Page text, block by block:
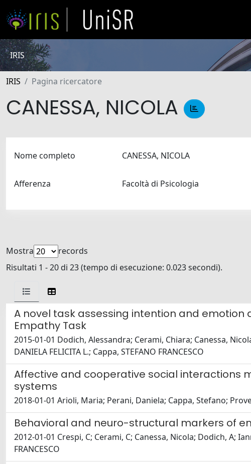
IRIS
IRIS Pagina ricercatore
CANESSA, NICOLA
Nome completo CANESSA, NICOLA
Afferenza Facoltà di Psicologia
Mostra
records
Risultati 1 - 20 di 23 (tempo di esecuzione: 0.023 secondi).
A novel task assessing intention and
Empathy Task
2015-01-01 Dodich, Alessandra; Cerami, Chiara; Canessa,
DANIELA FELICITA L.; Cappa, STEFANO FRANCESCO
Affective and cooperative social interactions
systems
2018-01-01 Arioli, Maria; Perani, Daniela; Cappa, Stefano;
Behavioral and neuro-structural markers of
2012-01-01 Crespi, C; Cerami, C; Canessa, Nicola; Dodich, A;
FRANCESCO